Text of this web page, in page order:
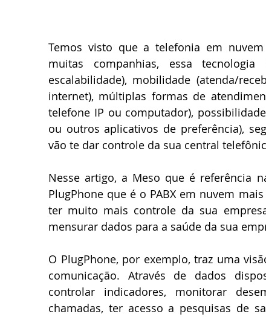
Temos visto que a telefonia em nuvem
muitas companhias, essa
escalabilidade), mobilidade (atenda/
internet), múltiplas formas de
telefone IP ou computador),
ou outros aplicativos de preferência),
vão te dar controle da sua central
Nesse artigo, a Meso que é referência
PlugPhone que é o PABX em nuvem
ter muito mais controle da sua
mensurar dados para a saúde da sua
O PlugPhone, por exemplo, traz uma
comunicação. Através de dados
controlar indicadores, monitorar
chamadas, ter acesso a pesquisas de